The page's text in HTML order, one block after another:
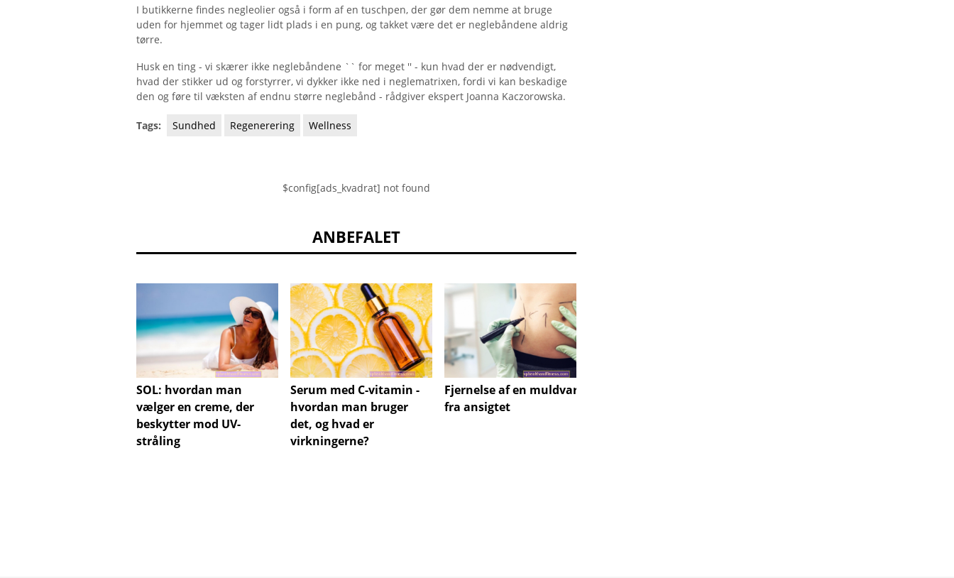
I butikkerne findes negleolier også i form af en tuschpen, der gør dem nemme at bruge
uden for hjemmet og tager lidt plads i en pung, og takket være det er neglebåndene aldrig
tørre.
Husk en ting - vi skærer ikke neglebåndene `` for meget '' - kun hvad der er nødvendigt,
hvad der stikker ud og forstyrrer, vi dykker ikke ned i neglematrixen, fordi vi kan beskadige
den og føre til væksten af ​​endnu større neglebånd - rådgiver ekspert Joanna Kaczorowska.
Tags: Sundhed Regenerering Wellness
$config[ads_kvadrat] not found
ANBEFALET
SOL: hvordan man
vælger en creme, der
beskytter mod UV-
stråling
Serum med C-vitamin -
hvordan man bruger
det, og hvad er
virkningerne?
Fjernelse af en muldvarp
fra ansigtet